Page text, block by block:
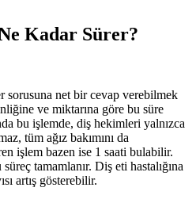
Kadar Sürer?
sorusuna net bir cevap verebilmek
ve miktarına göre bu süre
bu işlemde, diş hekimleri yalnızca
tüm ağız bakımını da
işlem bazen ise 1 saati bulabilir.
tamamlanır. Diş eti hastalığına
artış gösterebilir.